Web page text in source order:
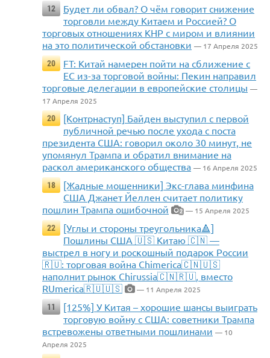
12
Будет ли обвал? О чём говорит снижение
торговли между Китаем и Россией? О
торговых отношениях КНР с миром и влиянии
на это политической обстановки — 17 Апреля 2025
20
FT: Китай намерен пойти на сближение с
ЕС из-за торговой войны: Пекин направил
торговые делегации в европейские столицы —
17 Апреля 2025
20
[Контрнаступ] Байден выступил с первой
публичной речью после ухода с поста
президента США: говорил около 30 минут, не
упомянул Трампа и обратил внимание на
раскол американского общества — 16 Апреля 2025
18
[Жадные мошенники] Экс-глава минфина
США Джанет Йеллен считает политику
пошлин Трампа ошибочной
2 — 15 Апреля 2025
22
[Углы и стороны треугольника🔺]
Пошлины США 🇺🇸 Китаю 🇨🇳 —
выстрел в ногу и роскошный подарок России
🇷🇺: торговая война Chimerica🇨🇳🇺🇸
наполнит рынок Chirussia🇨🇳🇷🇺, вместо
RUmerica🇷🇺🇺🇸
— 11 Апреля 2025
11
[125%] У Китая – хорошие шансы выиграть
торговую войну с США: советники Трампа
встревожены ответными пошлинами — 10
Апреля 2025